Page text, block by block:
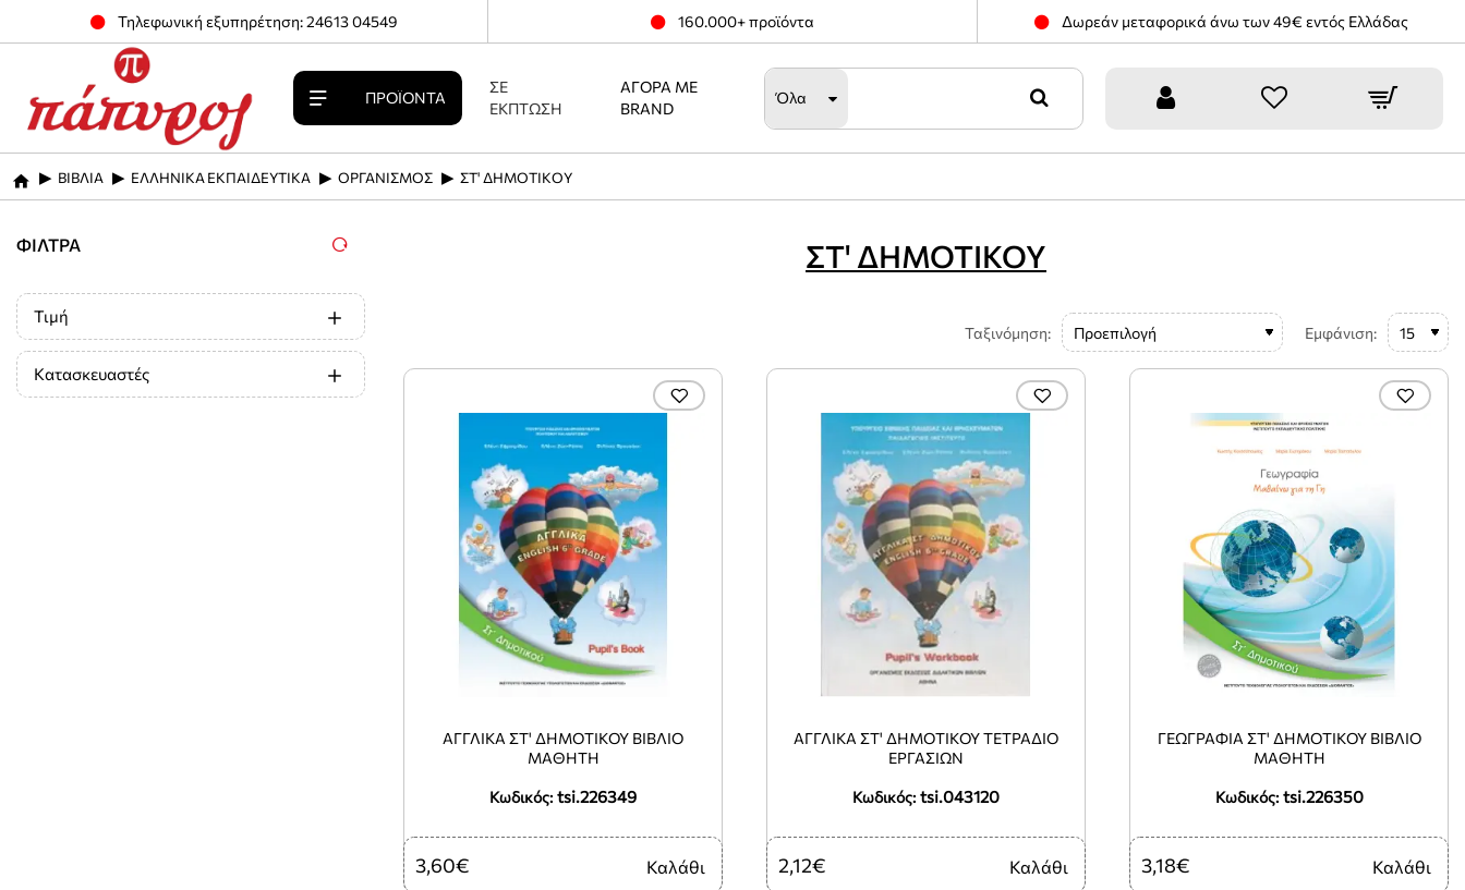
Τηλεφωνική εξυπηρέτηση: 24613 04549 160.000+ προϊόντα Δωρεάν μεταφορικά άνω των 49€ εντός Ελλάδας
ΠΡΟΪΌΝΤΑ
ΣΕ
ΈΚΠΤΩΣΗ
ΑΓΟΡΆ ΜΕ
BRAND
Όλα
home
ΒΙΒΛΙΑ ΕΛΛΗΝΙΚΑ ΕΚΠΑΙΔΕΥΤΙΚΑ ΟΡΓΑΝΙΣΜΟΣ ΣΤ' ΔΗΜΟΤΙΚΟΥ
ΦΊΛΤΡΑ
Τιμή
Κατασκευαστές
ΣΤ' ΔΗΜΟΤΙΚΟΥ
Ταξινόμηση: Εμφάνιση:
Κωδικός: tsi.226349
ΑΓΓΛΙΚΑ ΣΤ' ΔΗΜΟΤΙΚΟΥ ΒΙΒΛΙΟ
ΜΑΘΗΤΗ
3,60€ Καλάθι
Κωδικός: tsi.043120
ΑΓΓΛΙΚΑ ΣΤ' ΔΗΜΟΤΙΚΟΥ ΤΕΤΡΑΔΙΟ
ΕΡΓΑΣΙΩΝ
2,12€ Καλάθι
Κωδικός: tsi.226350
ΓΕΩΓΡΑΦΙΑ ΣΤ' ΔΗΜΟΤΙΚΟΥ ΒΙΒΛΙΟ
ΜΑΘΗΤΗ
3,18€ Καλάθι